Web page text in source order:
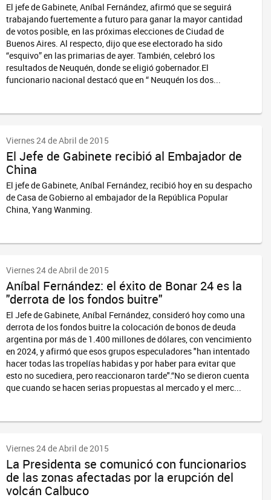
El jefe de Gabinete, Aníbal Fernández, afirmó que se seguirá
trabajando fuertemente a futuro para ganar la mayor cantidad
de votos posible, en las próximas elecciones de Ciudad de
Buenos Aires. Al respecto, dijo que ese electorado ha sido
“esquivo” en las primarias de ayer. También, celebró los
resultados de Neuquén, donde se eligió gobernador.El
funcionario nacional destacó que en “ Neuquén los dos...
Viernes 24 de Abril de 2015
El Jefe de Gabinete recibió al Embajador de
China
El jefe de Gabinete, Aníbal Fernández, recibió hoy en su despacho
de Casa de Gobierno al embajador de la República Popular
China, Yang Wanming.
Viernes 24 de Abril de 2015
Aníbal Fernández: el éxito de Bonar 24 es la
"derrota de los fondos buitre"
El Jefe de Gabinete, Aníbal Fernández, consideró hoy como una
derrota de los fondos buitre la colocación de bonos de deuda
argentina por más de 1.400 millones de dólares, con vencimiento
en 2024, y afirmó que esos grupos especuladores "han intentado
hacer todas las tropelías habidas y por haber para evitar que
esto no sucediera, pero reaccionaron tarde".“No se dieron cuenta
que cuando se hacen serias propuestas al mercado y el merc...
Viernes 24 de Abril de 2015
La Presidenta se comunicó con funcionarios
de las zonas afectadas por la erupción del
volcán Calbuco